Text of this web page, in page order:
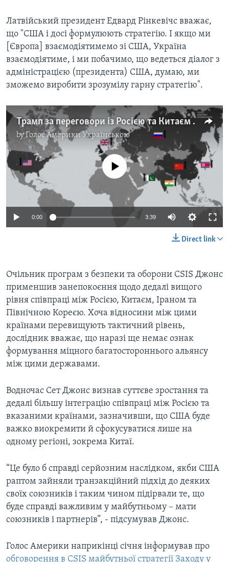
Латвійський президент Едвард Рінкевічс вважає,
що "США і досі формулюють стратегію. І якщо ми
[Європа] взаємодіятимемо зі США, Україна
взаємодіятиме, і ми побачимо, що ведеться діалог з
адміністрацією (президента) США, думаю, ми
зможемо виробити зрозумілу гарну стратегію".
Трамп за переговори із Росією та Китаєм про ядерне роззброєння. Відео
byГолос Америки Українською
720p 1080p
No media source currently available
0:00 3:39
240p
720p
1080p
Direct link
Очільник програм з безпеки та оборони CSIS Джонс
применшив занепокоєння щодо дедалі вищого
рівня співпраці між Росією, Китаєм, Іраном та
Північною Кореєю. Хоча відносини між цими
країнами перевищують тактичний рівень,
дослідник вважає, що наразі ще немає ознак
формування міцного багатостороннього альянсу
між цими державами.
Водночас Сет Джонс визнав суттєве зростання та
дедалі більшу інтеграцію співпраці між Росією та
вказаними країнами, зазначивши, що США буде
важко виокремити й сфокусуватися лише на
одному регіоні, зокрема Китаї.
“Це було б справді серйозним наслідком, якби США
раптом зайняли транзакційний підхід до деяких
своїх союзників і таким чином підірвали те, що
буде справді важливим у майбутньому – мати
союзників і партнерів”, - підсумував Джонс.
Голос Америки наприкінці січня інформував про
обговорення в CSIS майбутньої стратегії Заходу у